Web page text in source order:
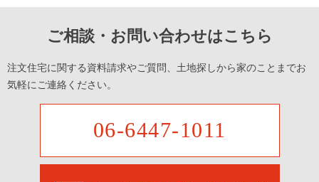
ご相談・お問い合わせはこちら
注文住宅に関する資料請求やご質問、土地探しから家のことまでお
気軽にご連絡ください。
06-6447-1011